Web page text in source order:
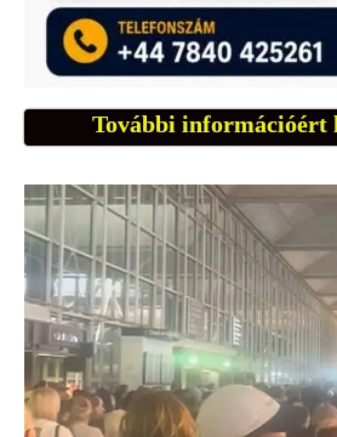
További információért